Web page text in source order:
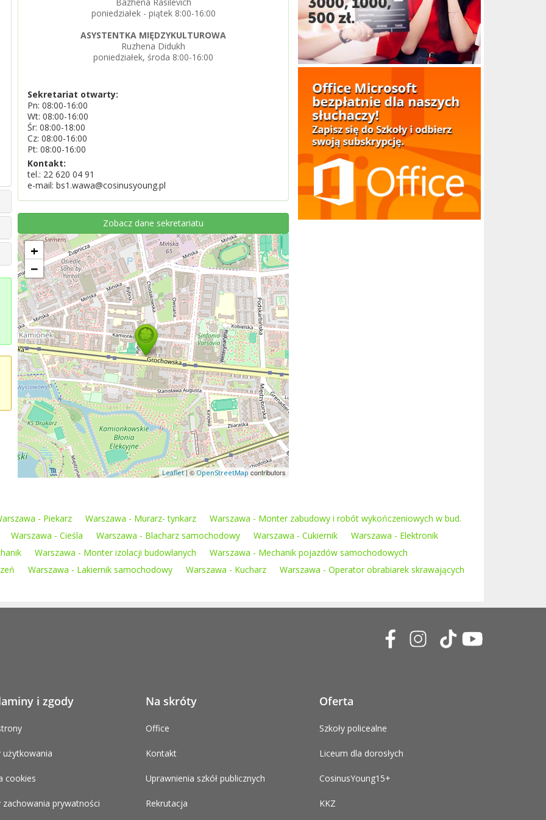
poniedziałek - piątek 8:00-16:00
ASYSTENTKA MIĘDZYKULTUROWA
Ruzhena Didukh
poniedziałek, środa 8:00-16:00
Sekretariat otwarty:
Pn: 08:00-16:00
Wt: 08:00-16:00
Śr: 08:00-18:00
Cz: 08:00-16:00
Pt: 08:00-16:00
Kontakt:
tel.: 22 620 04 91
e-mail: bs1.wawa@cosinusyoung.pl
Zobacz dane sekretariatu
+
−
Leaflet| ©OpenStreetMapcontributors
- Piekarz Warszawa - Murarz- tynkarz
Warszawa - Monter zabudowy i robót wykończeniowych w bud.
Warszawa - Cieśla
Warszawa - Blacharz samochodowy Warszawa - Cukiernik
Warszawa - Elektronik
Warszawa - Monter izolacji budowlanych
Warszawa - Mechanik pojazdów samochodowych
Warszawa - Lakiernik samochodowy Warszawa - Kucharz Warszawa - Operator obrabiarek skrawających
i zgody
użytkowania
cookies
zachowania prywatności
Na skróty
Office
Kontakt
Uprawnienia szkół publicznych
Rekrutacja
Oferta
Szkoły policealne
Liceum dla dorosłych
CosinusYoung15+
KKZ